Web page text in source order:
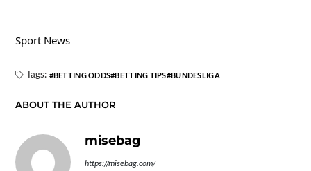
Sport News
Tags: BETTING ODDS BETTING TIPS BUNDESLIGA
ABOUT THE AUTHOR
misebag
https://misebag.com/